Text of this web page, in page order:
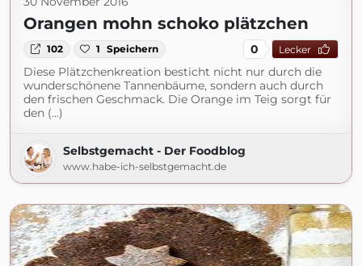
Orangen mohn schoko plätzchen
102 1 Speichern 0 Lecker
Diese Plätzchenkreation besticht nicht nur durch die
wunderschönene Tannenbäume, sondern auch durch
den frischen Geschmack. Die Orange im Teig sorgt für
den (...)
Selbstgemacht - Der Foodblog
www.habe-ich-selbstgemacht.de